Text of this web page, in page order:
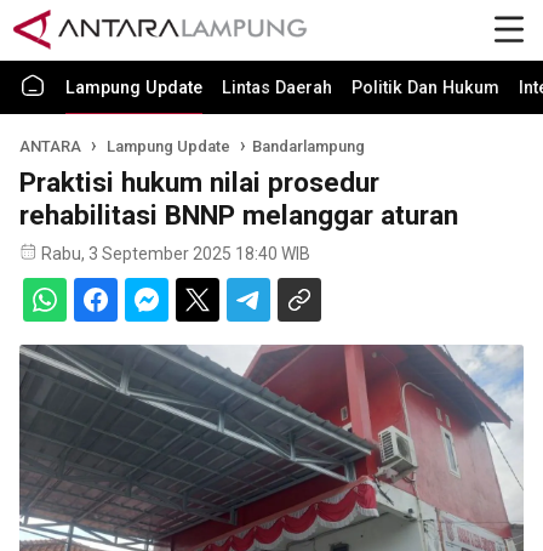
Lampung Update Lintas Daerah Politik Dan Hukum
ANTARA Lampung Update Bandarlampung
Praktisi hukum nilai prosedur
rehabilitasi BNNP melanggar aturan
Rabu, 3 September 2025 18:40 WIB